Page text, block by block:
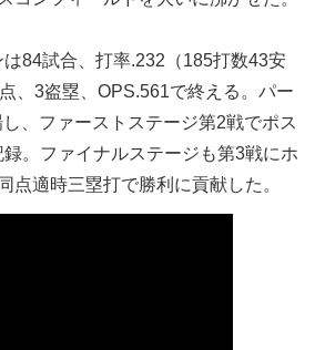
84試合、打率.232（185打数43安
、3盗塁、OPS.561で終える。パー
、ファーストステージ第2戦でポス
録。ファイナルステージも第3戦にホ
点適時三塁打で勝利に貢献した。